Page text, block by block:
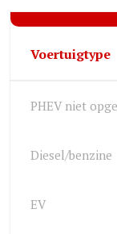
Voertuigtype
PHEV niet
Diesel/benzine
EV